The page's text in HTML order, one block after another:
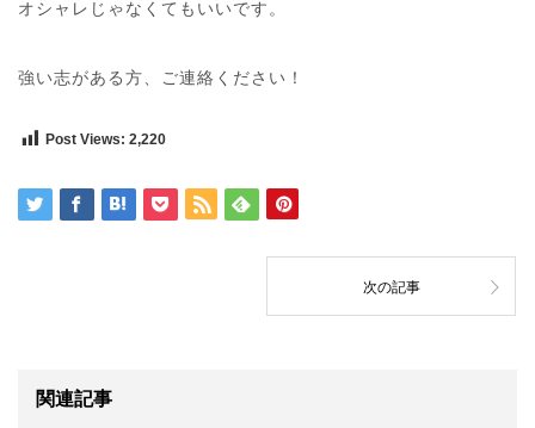
オシャレじゃなくてもいいです。
強い志がある方、ご連絡ください！
Post Views: 2,220
次の記事
関連記事